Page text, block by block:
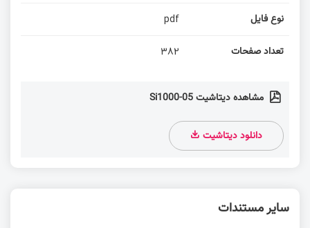
نوع فایل pdf
تعداد صفحات 382
مشاهده دیتاشیت Si1000-05
دانلود دیتاشیت
سایر مستندات